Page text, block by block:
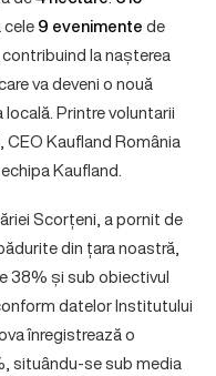
9 evenimentede
la nașterea
va deveni o nouă
Printre voluntarii
, CEO Kaufland România
Kaufland.
Scorțeni, a pornit de
din țara noastră,
38% și sub obiectivul
datelor Institutului
înregistrează o
situându-se sub media